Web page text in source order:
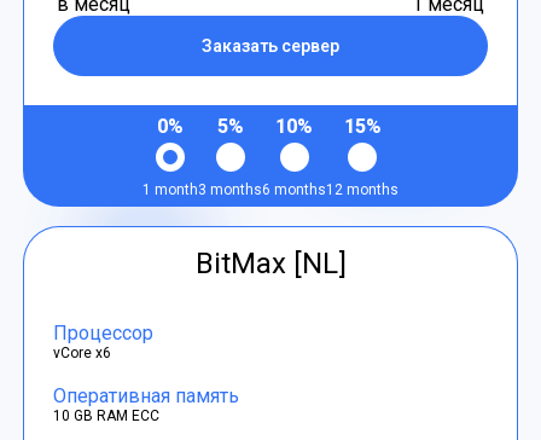
Заказать сервер
0%
1 month
5%
3 months
10%
6 months
15%
12 months
BitMax [NL]
Процессор
vCore x6
Оперативная память
10 GB RAM ECC